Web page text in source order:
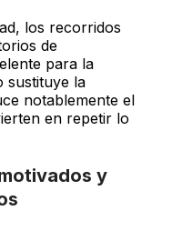
los recorridos
de
para la
sustituye la
notablemente el
en repetir lo
y